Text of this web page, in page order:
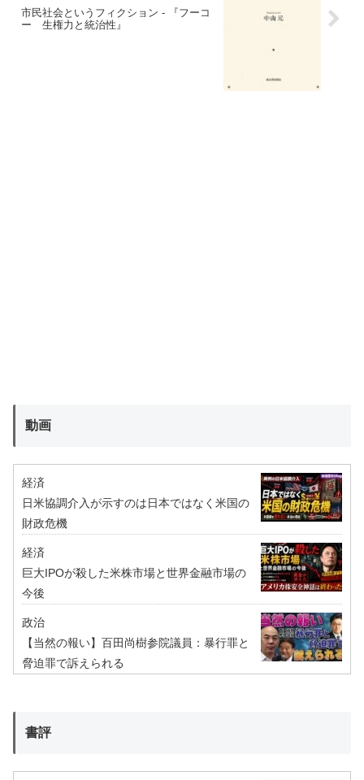
市民社会というフィクション - 『フーコ
ー 生権力と統治性』
動画
経済
日米協調介入が示すのは日本ではなく米国の
財政危機
経済
巨大IPOが殺した米株市場と世界金融市場の
今後
政治
【当然の報い】百田尚樹参院議員：暴行罪と
脅迫罪で訴えられる
書評